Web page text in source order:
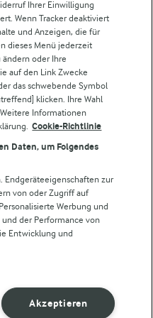
Ihrer Einwilligung
Wenn Tracker deaktiviert
und Anzeigen, die für
dieses Menü jederzeit
oder Ihre
auf den Link Zwecke
das schwebende Symbol
klicken. Ihre Wahl
Informationen
Cookie-Richtlinie
Daten, um Folgendes
Endgeräteeigenschaften zur
von oder Zugriff auf
Werbung und
der Performance von
Entwicklung und
Akzeptieren